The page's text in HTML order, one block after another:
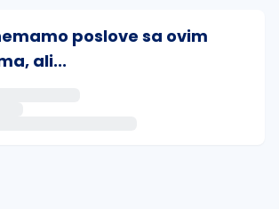
poslove sa ovim
ali...